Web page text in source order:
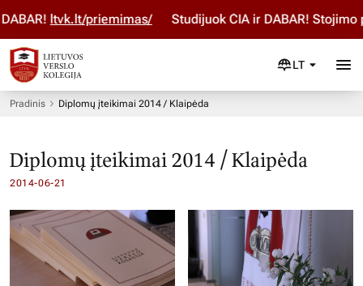
ltvk.lt/priemimas/ Studijuok ČIA ir DABAR! Stojimo
LT
Pradinis Diplomų įteikimai 2014 / Klaipėda
Diplomų įteikimai 2014 / Klaipėda
2014-06-21